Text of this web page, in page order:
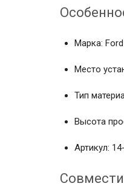
Марка: Ford
Место
Тип
Высота
Артикул: